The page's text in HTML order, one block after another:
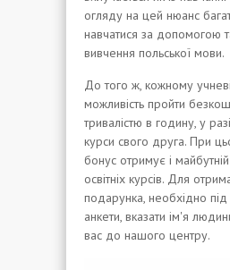
огляду на цей нюанс
навчатися за допомогою
вивчення польської мови.
До того ж, кожному
можливість пройти
тривалістю в годину, у
курси свого друга. При
бонус отримує і
освітніх курсів. Для
подарунка, необхідно
анкети, вказати ім'я
вас до нашого центру.